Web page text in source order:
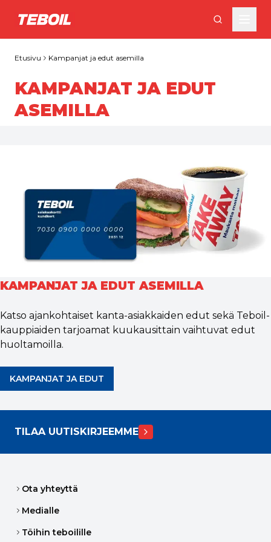
Siirry pääsisältöön
Etusivu Kampanjat ja edut asemilla
KAMPANJAT JA EDUT
ASEMILLA
KAMPANJAT JA EDUT ASEMILLA
Katso ajankohtaiset kanta-asiakkaiden edut sekä Teboil-
kauppiaiden tarjoamat kuukausittain vaihtuvat edut
huoltamoilla.
KAMPANJAT JA EDUT
TILAA UUTISKIRJEEMME
Ota yhteyttä
Medialle
Töihin teboilille